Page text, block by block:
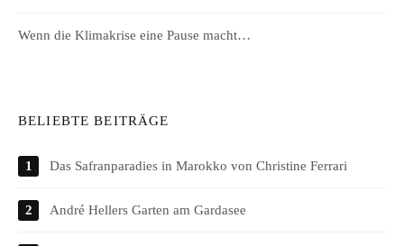
Wenn die Klimakrise eine Pause macht…
BELIEBTE BEITRÄGE
Das Safranparadies in Marokko von Christine Ferrari
André Hellers Garten am Gardasee